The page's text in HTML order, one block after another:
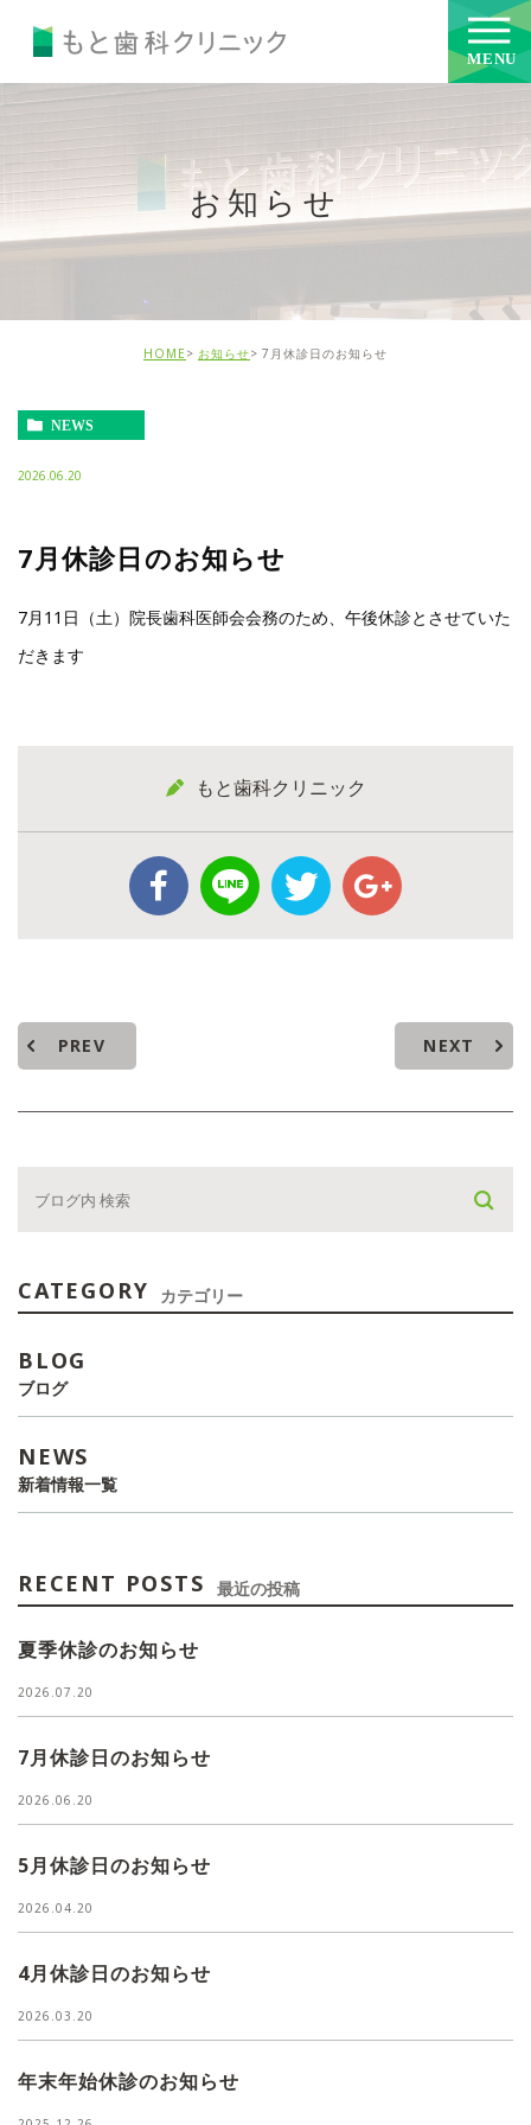
お知らせ
HOME お知らせ 7月休診日のお知らせ
NEWS
2026.06.20
7月休診日のお知らせ
7月11日（土）院長歯科医師会会務のため、午後休診とさせていた
だきます
もと歯科クリニック
PREV NEXT
CATEGORY カテゴリー
BLOG
ブログ
NEWS
新着情報一覧
RECENT POSTS 最近の投稿
夏季休診のお知らせ
2026.07.20
7月休診日のお知らせ
2026.06.20
5月休診日のお知らせ
2026.04.20
4月休診日のお知らせ
2026.03.20
年末年始休診のお知らせ